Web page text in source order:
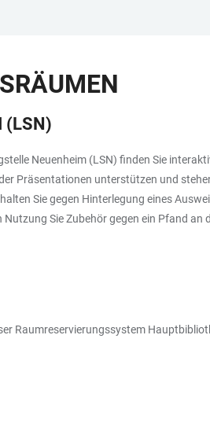
(LSN)
Neuenheim (LSN) finden Sie
Präsentationen unterstützen und
Sie gegen Hinterlegung eines
Sie Zubehör gegen ein Pfand an
Raumreservierungssystem